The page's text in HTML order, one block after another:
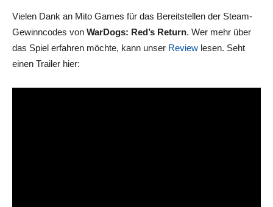
Vielen Dank an Mito Games für das Bereitstellen der Steam-
Gewinncodes von WarDogs: Red’s Return. Wer mehr über
das Spiel erfahren möchte, kann unser Review lesen. Seht
einen Trailer hier: